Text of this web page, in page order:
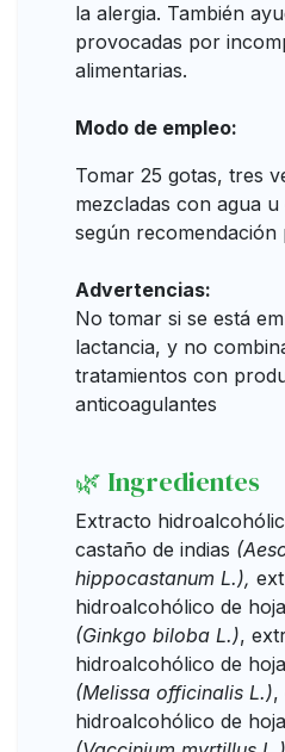
la alergia. También
provocadas por
alimentarias.
Modo de empleo:
Tomar 25 gotas, tres
mezcladas con agua
según recomendación
Advertencias:
No tomar si se está
lactancia, y no
tratamientos con
anticoagulantes
🌿 Ingredientes
Extracto
castaño de indias
hippocastanum L.),
hidroalcohólico de
(Ginkgo biloba L.),
hidroalcohólico de
(Melissa officinalis L.),
hidroalcohólico de